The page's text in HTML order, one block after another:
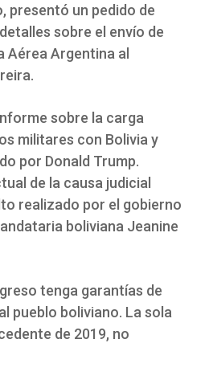
presentó un pedido de
sobre el envío de
Aérea Argentina al
sobre la carga
militares con Bolivia y
por Donald Trump.
de la causa judicial
realizado por el gobierno
boliviana Jeanine
tenga garantías de
pueblo boliviano. La sola
de 2019, no